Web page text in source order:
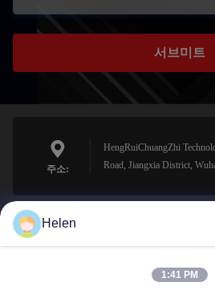
서브미트
주소:
HengRuiChuangZhi
Road, Jiangxia District,
sales@perfectlaser.net
Helen
1:41 PM